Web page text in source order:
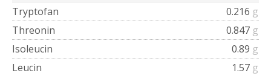
Tryptofan
0.216 g
Threonin
0.847 g
Isoleucin
0.89 g
Leucin
1.57 g